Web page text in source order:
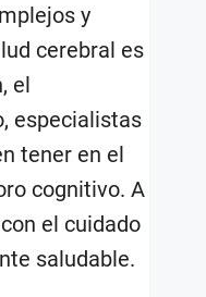
y
cerebral es
el
especialistas
tener en el
cognitivo. A
el cuidado
saludable.